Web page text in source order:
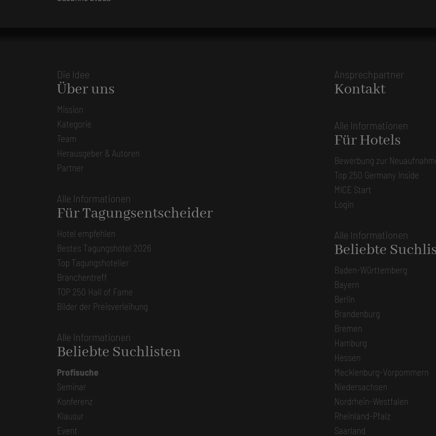
Die Idee
Über uns
Mission
Kategorie
Team
Herausgeber & Autoren
Partner
Alle Informationen
Für Tagungsentscheider
Hotel empfehlen
Bestes Tagungshotel 2026
Top Tagungshotelier
Branchentreff
TOP 250 Hall of Fame
Bilder der Preisverleihung
Alle Informationen
Beliebte Suchlisten
Profisuche
Seminar
Konferenz
Klausur
Event
Ansprechpartner
Kontakt
Alle Informationen
Für Hotels
Bewerbung zur
Top 250 Germany Inside
MICE Start
Login
Alle Informationen
Beliebte
Baden-Württemberg
Bayern
Berlin
Brandenburg
Bremen
Hamburg
Hessen
Mecklenburg-Vorpommern
Niedersachsen
Nordrhein-Westfalen
Rheinland-Pfalz
Saarland